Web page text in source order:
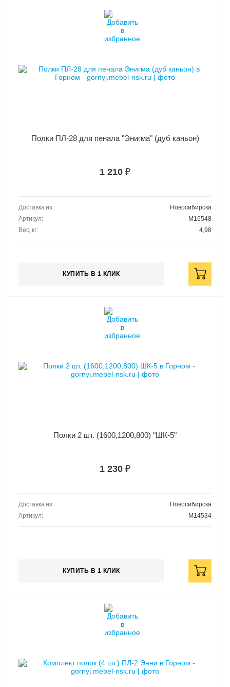
Полки ПЛ-28 для пенала "Энигма" (дуб каньон)
1 210 ₽
Доставка из:
Новосибирска
Артикул:
M16548
Вес, кг:
4,98
КУПИТЬ В 1 КЛИК
Полки 2 шт. (1600,1200,800) "ШК-5"
1 230 ₽
Доставка из:
Новосибирска
Артикул:
M14534
КУПИТЬ В 1 КЛИК